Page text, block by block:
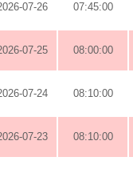
07-26 07:45:00
07-25 08:00:00
07-24 08:10:00
07-23 08:10:00